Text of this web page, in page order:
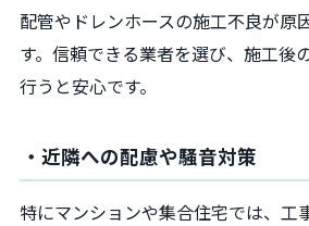
配管やドレンホースの施工不良が原
す。信頼できる業者を選び、施工後
行うと安心です。
・近隣への配慮や騒音対策
特にマンションや集合住宅では、工